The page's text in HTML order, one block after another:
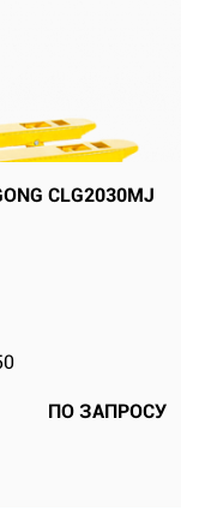
CLG2030MJ
ПО ЗАПРОСУ